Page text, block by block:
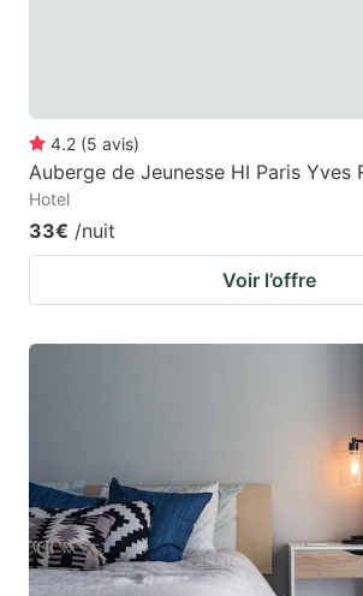
4.2 (5 avis)
Auberge de Jeunesse HI Paris Yves
Hotel
33€ /nuit
Voir l’offre